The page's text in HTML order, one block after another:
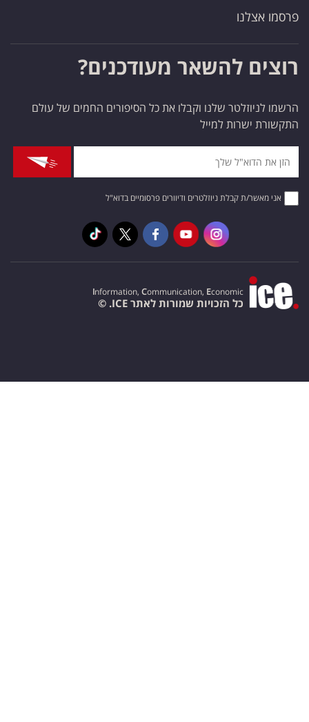
פרסמו אצלנו
רוצים להשאר מעודכנים?
הרשמו לניוזלטר שלנו וקבלו את כל הסיפורים החמים של עולם
התקשורת ישרות למייל
אני מאשר/ת קבלת ניוזלטרים ודיוורים פרסומיים בדוא"ל
Information, Communication, Economic
כל הזכויות שמורות לאתר ICE. ©